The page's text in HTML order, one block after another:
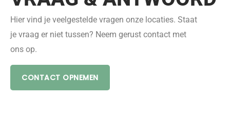
Hier vind je veelgestelde vragen onze locaties. Staat
je vraag er niet tussen? Neem gerust contact met
ons op.
CONTACT OPNEMEN